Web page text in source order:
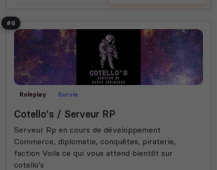
#6
Roleplay Survie
Cotello's / Serveur RP
Serveur Rp en cours de développement
Commerce, diplomatie, conquêtes, piraterie,
faction Voila ce qui vous attend bientôt sur
cotello's